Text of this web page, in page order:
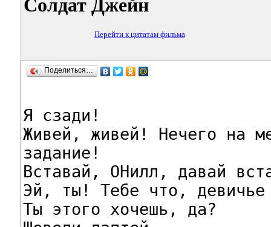
Солдат Джейн
Перейти к цитатам фильма
Поделиться…
Я сзади!
Живей, живей! Нечего на
задание!
Вставай, ОНилл, давай
Эй, ты! Тебе что, девичье
Ты этого хочешь, да?